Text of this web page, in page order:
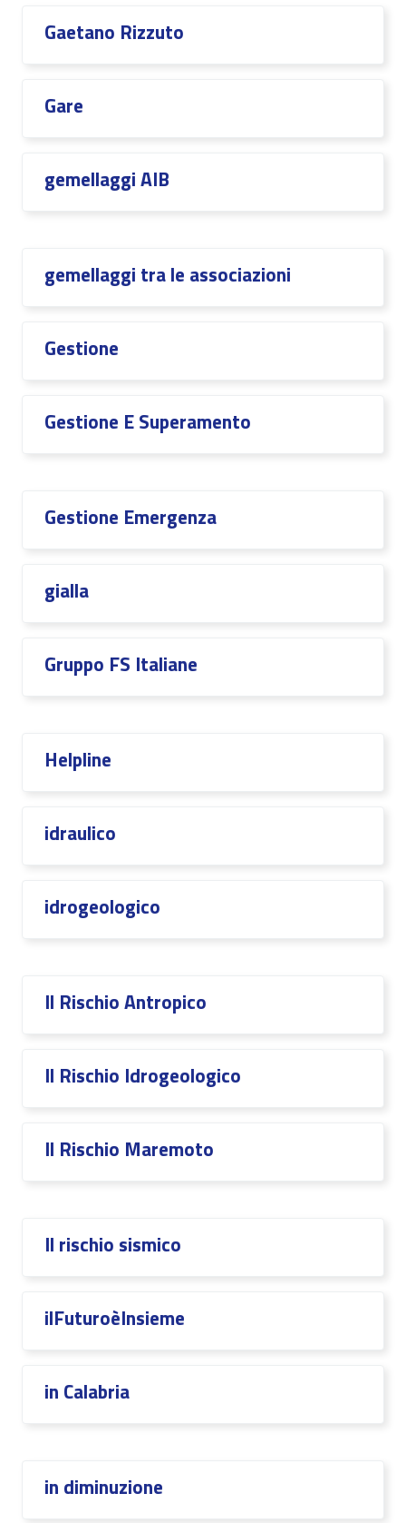
Gaetano Rizzuto
Gare
gemellaggi AIB
gemellaggi tra le associazioni
Gestione
Gestione E Superamento
Gestione Emergenza
gialla
Gruppo FS Italiane
Helpline
idraulico
idrogeologico
Il Rischio Antropico
Il Rischio Idrogeologico
Il Rischio Maremoto
Il rischio sismico
ilFuturoèInsieme
in Calabria
in diminuzione